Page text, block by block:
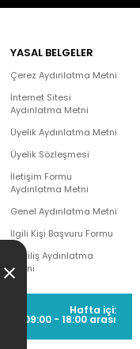
YASAL BELGELER
Çerez Aydınlatma Metni
İnternet Sitesi
Aydınlatma Metni
Üyelik Aydınlatma Metni
Üyelik Sözleşmesi
İletişim Formu
Aydınlatma Metni
Genel Aydınlatma Metni
İlgili Kişi Başvuru Formu
Çekiliş Aydınlatma
Metni
Hafta içi:
09:00 - 18:00 arası